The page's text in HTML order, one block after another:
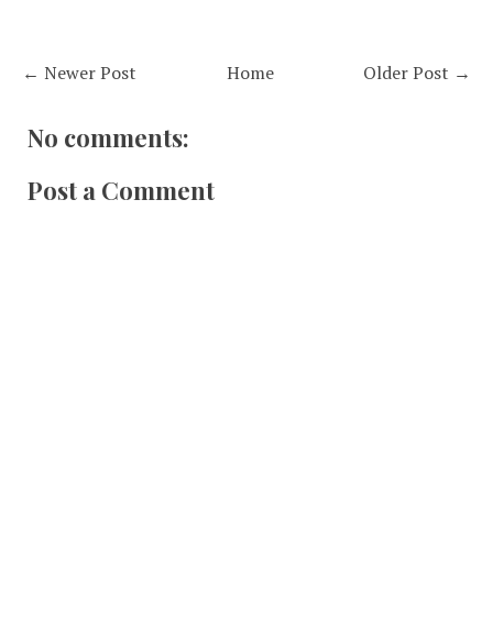
← Newer Post Older Post →
Home
No comments:
Post a Comment